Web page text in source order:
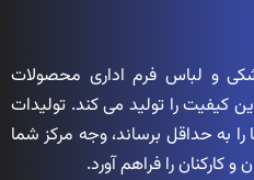
و لباس فرم اداری محصولات
کیفیت را تولید می کند. تولیدات
به حداقل برساند، وجه مرکز شما
کارکنان را فراهم آورد.